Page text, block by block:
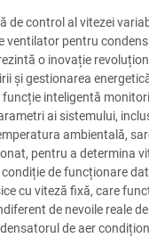
de control al vitezei
ventilator pentru
o inovație
și gestionarea
inteligentă
ai sistemului,
ambientală,
pentru a determina
de funcționare
cu viteză fixă, care
de nevoile reale
de aer